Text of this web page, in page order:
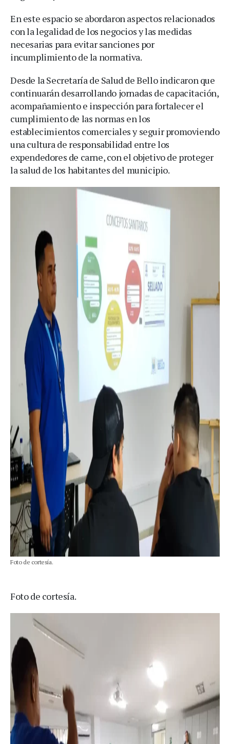
En este espacio se abordaron aspectos relacionados
con la legalidad de los negocios y las medidas
necesarias para evitar sanciones por
incumplimiento de la normativa.
Desde la Secretaría de Salud de Bello indicaron que
continuarán desarrollando jornadas de capacitación,
acompañamiento e inspección para fortalecer el
cumplimiento de las normas en los
establecimientos comerciales y seguir promoviendo
una cultura de responsabilidad entre los
expendedores de carne, con el objetivo de proteger
la salud de los habitantes del municipio.
Foto de cortesía.
Foto de cortesía.